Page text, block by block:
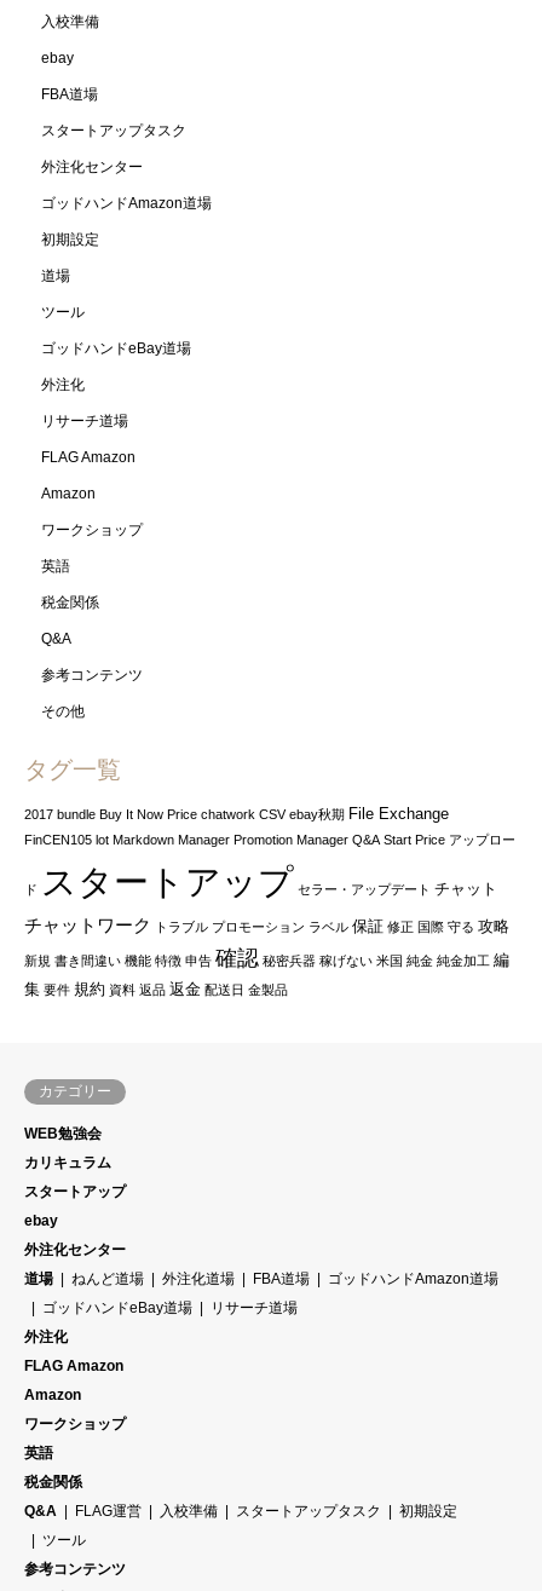
入校準備
ebay
FBA道場
スタートアップタスク
外注化センター
ゴッドハンドAmazon道場
初期設定
道場
ツール
ゴッドハンドeBay道場
外注化
リサーチ道場
FLAG Amazon
Amazon
ワークショップ
英語
税金関係
Q&A
参考コンテンツ
その他
タグ一覧
2017 bundle Buy It Now Price chatwork CSV ebay秋期 File Exchange
FinCEN105 lot Markdown Manager Promotion Manager Q&A Start Price アップロー
ド スタートアップ セラー・アップデート チャット
チャットワーク トラブル プロモーション ラベル 保証 修正 国際 守る 攻略
新規 書き間違い 機能 特徴 申告 確認 秘密兵器 稼げない 米国 純金 純金加工 編
集 要件 規約 資料 返品 返金 配送日 金製品
カテゴリー
WEB勉強会
カリキュラム
スタートアップ
ebay
外注化センター
道場
ねんど道場 外注化道場 FBA道場
ゴッドハンドAmazon道場
ゴッドハンドeBay道場
リサーチ道場
外注化
FLAG Amazon
Amazon
ワークショップ
英語
税金関係
Q&A
FLAG運営 入校準備 スタートアップタスク
初期設定
ツール
参考コンテンツ